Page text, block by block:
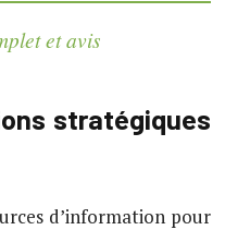
et avis
stratégiques
d’information pour